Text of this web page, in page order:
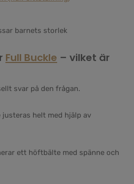
barnets storlek
Full Buckle – vilket är
svar på den frågan.
justeras helt med hjälp av
ett höftbälte med spänne och